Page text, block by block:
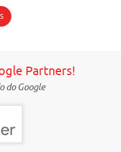
Partners!
do Google